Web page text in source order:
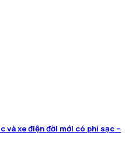
và xe điện đời mới có phí sạc –